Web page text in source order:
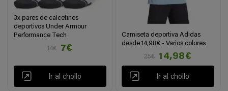
3x pares de calcetines
deportivos Under Armour
Performance Tech
14€
7€
Ir al chollo
Camiseta deportiva Adidas
desde 14,98€ - Varios colores
25€
14,98€
Ir al chollo